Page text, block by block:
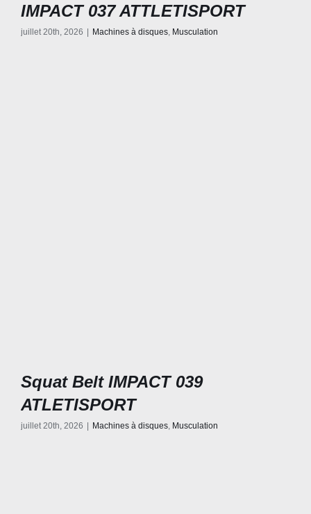
IMPACT 037 ATTLETISPORT
juillet 20th, 2026 | Machines à disques Musculation
Squat Belt IMPACT 039
ATLETISPORT
juillet 20th, 2026 Machines à disques, Musculation